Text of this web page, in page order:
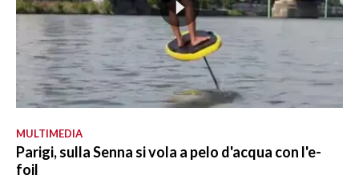
MULTIMEDIA
Parigi, sulla Senna si vola a pelo d'acqua con l'e-
foil